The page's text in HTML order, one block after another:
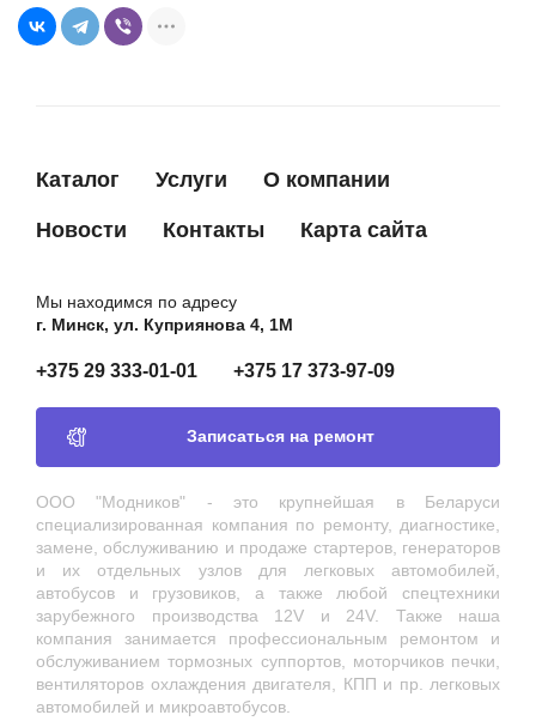
Каталог Услуги О компании
Новости Контакты Карта сайта
Мы находимся по адресу
г. Минск, ул. Куприянова 4, 1М
+375 29 333-01-01 +375 17 373-97-09
Записаться на ремонт
ООО "Модников" - это крупнейшая в Беларуси
специализированная компания по ремонту, диагностике,
замене, обслуживанию и продаже стартеров, генераторов
и их отдельных узлов для легковых автомобилей,
автобусов и грузовиков, а также любой спецтехники
зарубежного производства 12V и 24V. Также наша
компания занимается профессиональным ремонтом и
обслуживанием тормозных суппортов, моторчиков печки,
вентиляторов охлаждения двигателя, КПП и пр. легковых
автомобилей и микроавтобусов.